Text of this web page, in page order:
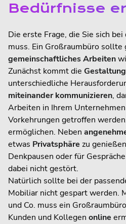
Bedürfnisse
Die erste Frage, die Sie sich
muss. Ein Großraumbüro sollte
gemeinschaftliches Arbeiten
Zunächst kommt die Gestaltung
unterschiedliche
miteinander kommunizieren,
Arbeiten in Ihrem
Vorkehrungen getroffen
ermöglichen. Neben
etwas Privatsphäre zu
Denkpausen oder für
dabei nicht gestört.
Natürlich sollte bei der
Mobiliar nicht gespart werden.
und Co. muss ein
Kunden und Kollegen online